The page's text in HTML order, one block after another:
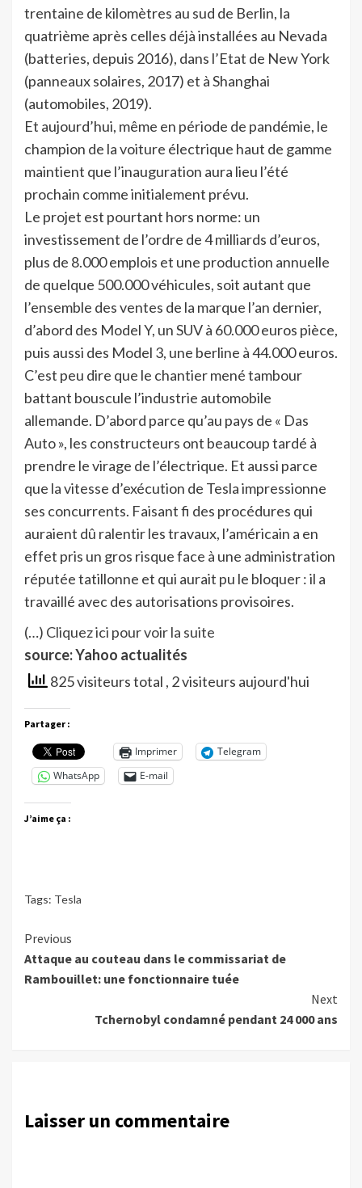
trentaine de kilomètres au sud de Berlin, la
quatrième après celles déjà installées au Nevada
(batteries, depuis 2016), dans l’Etat de New York
(panneaux solaires, 2017) et à Shanghai
(automobiles, 2019).
Et aujourd’hui, même en période de pandémie, le
champion de la voiture électrique haut de gamme
maintient que l’inauguration aura lieu l’été
prochain comme initialement prévu.
Le projet est pourtant hors norme: un
investissement de l’ordre de 4 milliards d’euros,
plus de 8.000 emplois et une production annuelle
de quelque 500.000 véhicules, soit autant que
l’ensemble des ventes de la marque l’an dernier,
d’abord des Model Y, un SUV à 60.000 euros pièce,
puis aussi des Model 3, une berline à 44.000 euros.
C’est peu dire que le chantier mené tambour
battant bouscule l’industrie automobile
allemande. D’abord parce qu’au pays de « Das
Auto », les constructeurs ont beaucoup tardé à
prendre le virage de l’électrique. Et aussi parce
que la vitesse d’exécution de Tesla impressionne
ses concurrents. Faisant fi des procédures qui
auraient dû ralentir les travaux, l’américain a en
effet pris un gros risque face à une administration
réputée tatillonne et qui aurait pu le bloquer : il a
travaillé avec des autorisations provisoires.
(…) Cliquez ici pour voir la suite
source: Yahoo actualités
825 visiteurs total , 2 visiteurs aujourd'hui
Partager :
Imprimer
Telegram
WhatsApp
E-mail
J’aime ça :
Tags: Tesla
Continue
Reading
Previous
Attaque au couteau dans le commissariat de
Rambouillet: une fonctionnaire tuée
Next
Tchernobyl condamné pendant 24 000 ans
Laisser un commentaire